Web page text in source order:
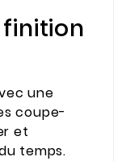
une
coupe-
et
temps.